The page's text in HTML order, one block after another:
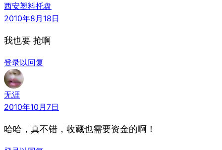
西安塑料托盘
2010年8月18日
我也要 抢啊
登录以回复
无涯
2010年10月7日
哈哈，真不错，收藏也需要资金的啊！